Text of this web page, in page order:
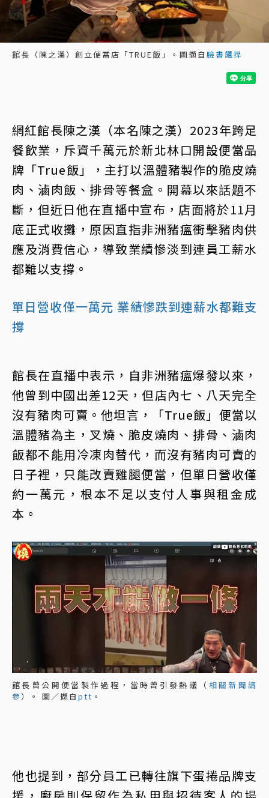
館長（陳之漢）創立便當店「TRUE飯」。圖擷自 臉書飆捍
網紅館長陳之漢（本名陳之漢）2023年跨足
餐飲業，斥資千萬元於新北林口開設便當品
牌「True飯」，主打以溫體豬製作的脆皮燒
肉、滷肉飯、排骨等餐盒。開幕以來話題不
斷，但近日他在直播中宣布，店面將於11月
底正式收攤，原因直指非洲豬瘟衝擊豬肉供
應及消費信心，導致業績慘淡到連員工薪水
都難以支撐。
單日營收僅一萬元 業績慘跌到連薪水都難支
撐
館長在直播中表示，自非洲豬瘟爆發以來，
他曾到中國出差12天，但店內七、八天完全
沒有豬肉可賣。他坦言，「True飯」便當以
溫體豬為主，叉燒、脆皮燒肉、排骨、滷肉
飯都不能用冷凍肉替代，而沒有豬肉可賣的
日子裡，只能改賣雞腿便當，但單日營收僅
約一萬元，根本不足以支付人事與租金成
本。
館長曾公開便當製作過程，當時曾引發熱議（ 相關新聞請
參）。 圖／擷自 ptt 。
他也提到，部分員工已轉往旗下蛋捲品牌支